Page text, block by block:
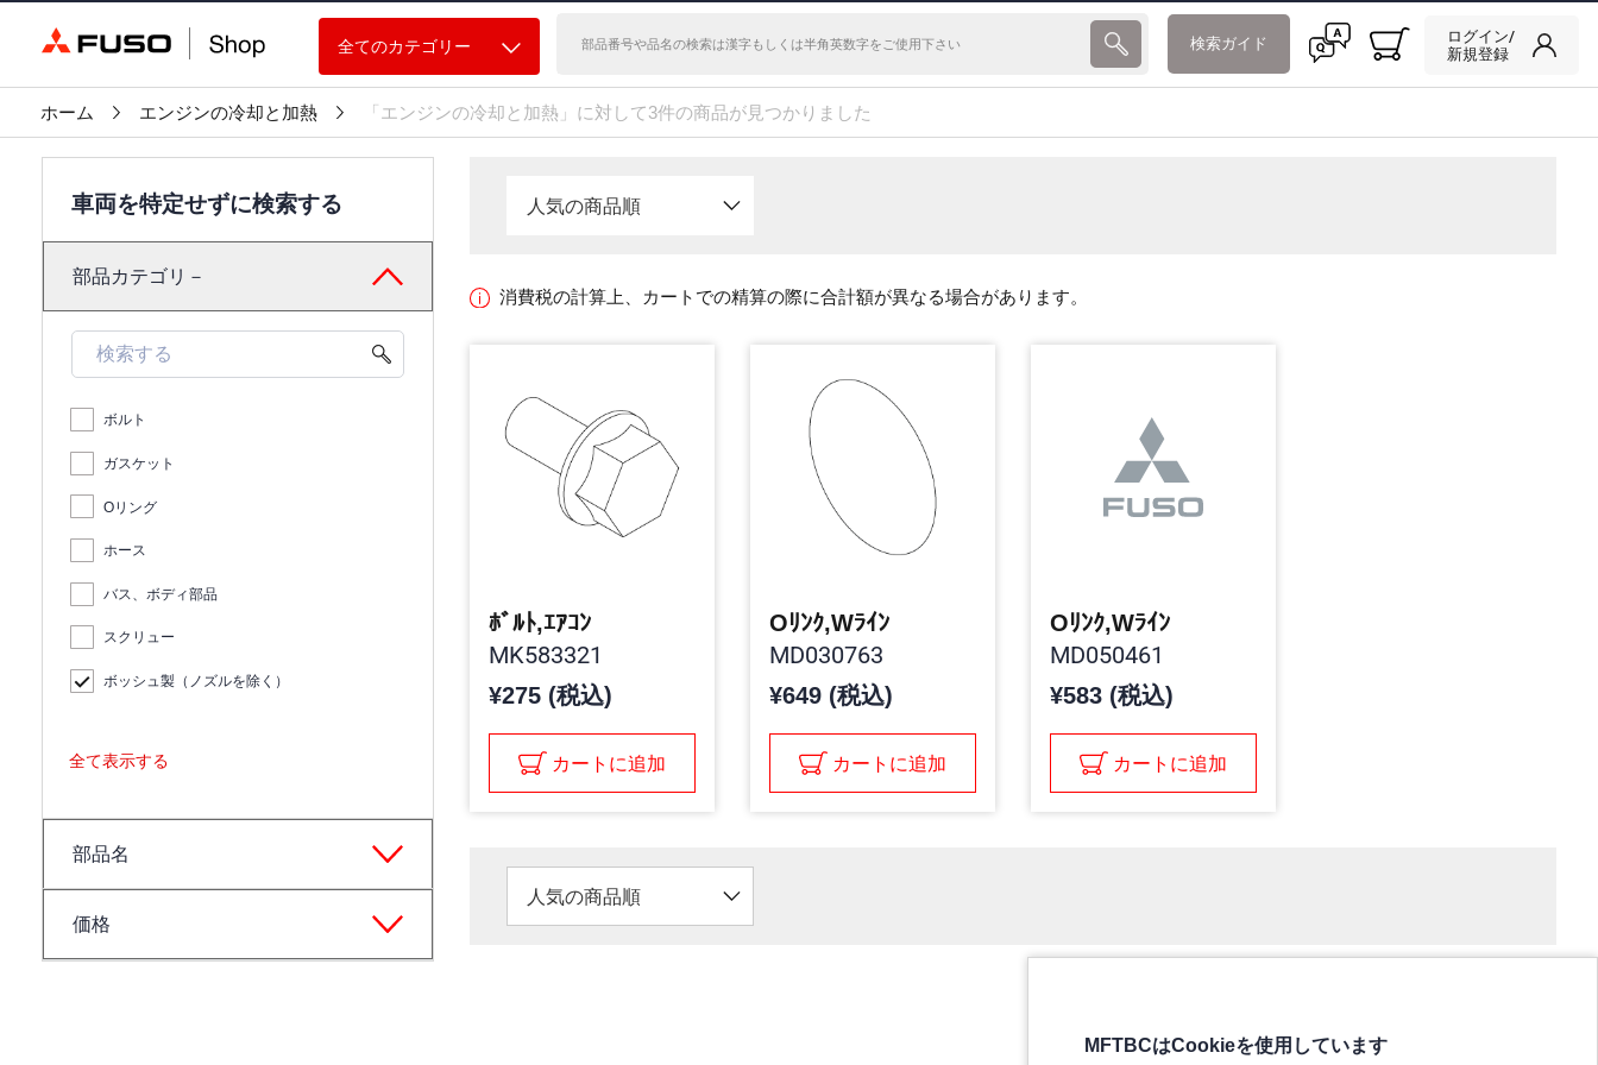
全てのカテゴリー 検索ガイド
ログイン/
新規登録
ホーム エンジンの冷却と加熱 「エンジンの冷却と加熱」に対して3件の商品が見つかりました
車両を特定せずに検索する
部品カテゴリ－
ボルト
ガスケット
Oリング
ホース
バス、ボディ部品
スクリュー
ボッシュ製（ノズルを除く）
全て表示する
部品名
価格
人気の商品順
消費税の計算上、カートでの精算の際に合計額が異なる場合があります。
ﾎﾞﾙﾄ,ｴｱｺﾝ
MK583321
¥275 (税込)
カートに追加
Oﾘﾝｸ,Wﾗｲﾝ
MD030763
¥649 (税込)
カートに追加
Oﾘﾝｸ,Wﾗｲﾝ
MD050461
¥583 (税込)
カートに追加
人気の商品順
MFTBCはCookieを使用しています